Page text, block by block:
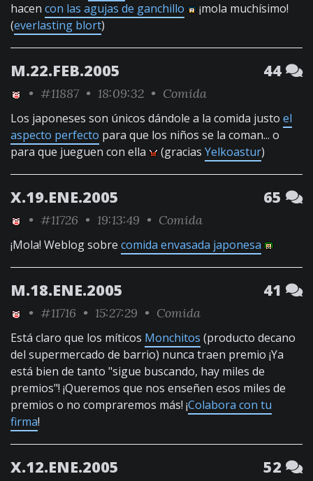
hacen con las agujas de ganchillo
¡mola muchísimo!
(everlasting blort)
M.22.FEB.2005 44
• #11887 • 18:09:32 • Comida
Los japoneses son únicos dándole a la comida justo el
aspecto perfecto para que los niños se la coman... o
para que jueguen con ella
(gracias Yelkoastur)
X.19.ENE.2005 65
• #11726 • 19:13:49 • Comida
¡Mola! Weblog sobre comida envasada japonesa
M.18.ENE.2005 41
• #11716 • 15:27:29 • Comida
Está claro que los míticos Monchitos (producto decano
del supermercado de barrio) nunca traen premio ¡Ya
está bien de tanto "sigue buscando, hay miles de
premios"! ¡Queremos que nos enseñen esos miles de
premios o no compraremos más! ¡Colabora con tu
firma!
X.12.ENE.2005 52